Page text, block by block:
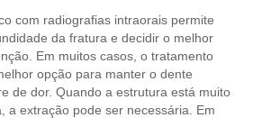
com radiografias intraorais permite
da fratura e decidir o melhor
Em muitos casos, o tratamento
opção para manter o dente
de dor. Quando a estrutura está muito
a extração pode ser necessária. Em